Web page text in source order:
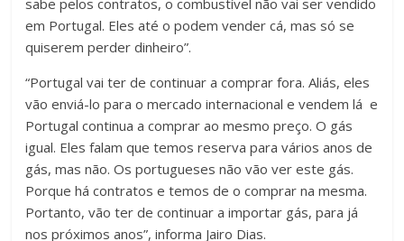
sabe pelos contratos, o combustível não vai ser vendido
em Portugal. Eles até o podem vender cá, mas só se
quiserem perder dinheiro”.
“Portugal vai ter de continuar a comprar fora. Aliás, eles
vão enviá-lo para o mercado internacional e vendem lá e
Portugal continua a comprar ao mesmo preço. O gás
igual. Eles falam que temos reserva para vários anos de
gás, mas não. Os portugueses não vão ver este gás.
Porque há contratos e temos de o comprar na mesma.
Portanto, vão ter de continuar a importar gás, para já
nos próximos anos”, informa Jairo Dias.